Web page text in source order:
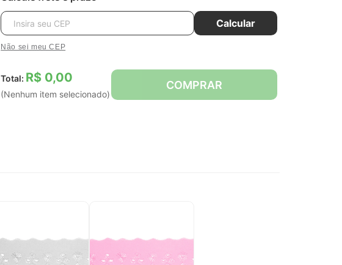
Calcular
Não sei meu CEP
Total: R$ 0,00
(Nenhum item selecionado)
COMPRAR